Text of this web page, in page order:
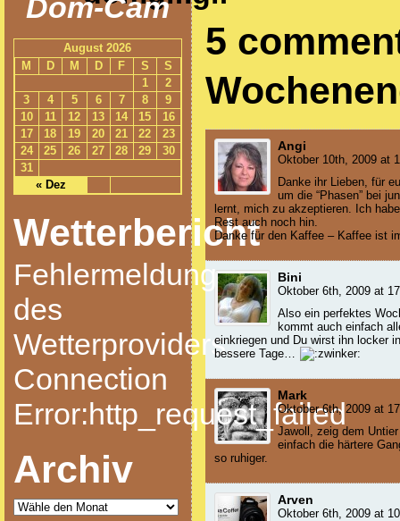
Dom-Cam
August 2026
M
D M D F S S
« Dez
1
2
3
4 5 6 7 8
9
10
11 12 13 14 15
16
17
18 19 20 21 22
23
24
25 26 27 28 29
30
31
Wetterbericht
Fehlermeldung
des
Wetterproviders:
Connection
Error:http_request_failed
Archiv
5
Angi
Oktober 10th, 2009 at
Danke ihr Lieben, für
um die “Phasen” bei
lernt, mich zu akzeptieren. Ich
Rest auch noch hin.
Danke für den Kaffee – Kaffee ist
Bini
Oktober 6th, 2009 at
Also ein perfektes
kommt auch einfach
einkriegen und Du wirst ihn locker
bessere Tage…
Mark
Oktober 6th, 2009 at
Jawoll, zeig dem
einfach die härtere
so ruhiger.
Arven
Oktober 6th, 2009 at